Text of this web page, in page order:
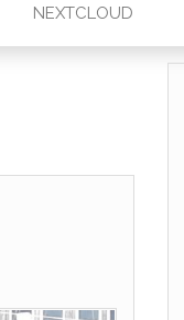
NEXTCLOUD